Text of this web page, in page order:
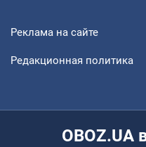
Реклама на сайте
Редакционная политика
OBOZ.UA